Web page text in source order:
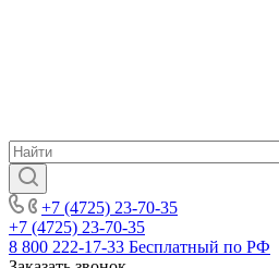
+7 (4725) 23-70-35
+7 (4725) 23-70-35
8 800 222-17-33 Бесплатный по РФ